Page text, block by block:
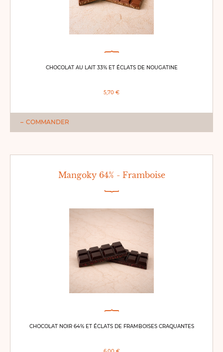
CHOCOLAT AU LAIT 33% ET ÉCLATS DE NOUGATINE
5,70 €
COMMANDER
Mangoky 64% - Framboise
CHOCOLAT NOIR 64% ET ÉCLATS DE FRAMBOISES CRAQUANTES